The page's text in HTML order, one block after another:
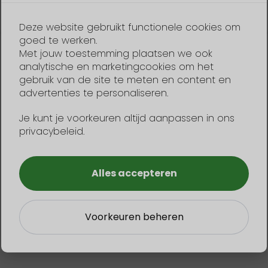
ADRESSE
Bleiben Sie informiert:
Deze website gebruikt functionele cookies om
goed te werken.
Met jouw toestemming plaatsen we ook
analytische en marketingcookies om het
gebruik van de site te meten en content en
advertenties te personaliseren.
Je kunt je voorkeuren altijd aanpassen in ons
privacybeleid.
Alles accepteren
Voorkeuren beheren